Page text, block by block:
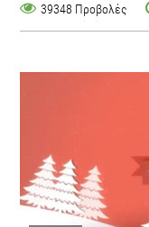
39348 Προβολές